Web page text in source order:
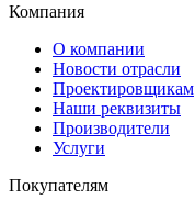
Компания
О компании
Новости отрасли
Проектировщикам
Наши реквизиты
Производители
Услуги
Покупателям